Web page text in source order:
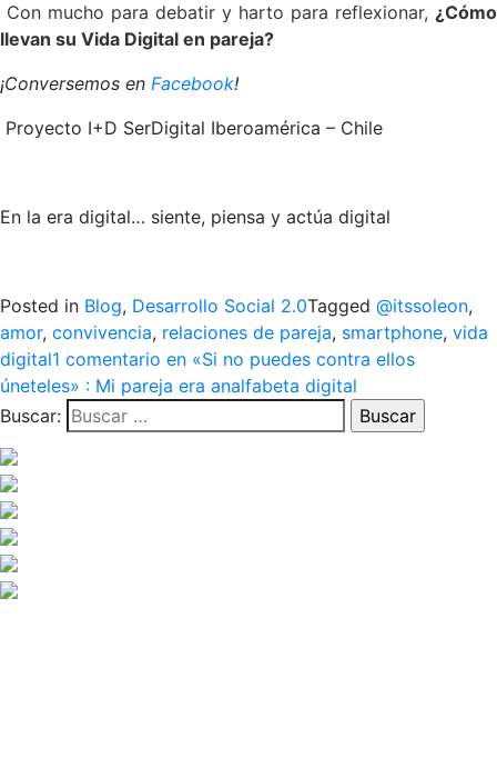
Con mucho para debatir y harto para reflexionar, ¿Cómo
llevan su Vida Digital en pareja?
¡Conversemos en Facebook!
Proyecto I+D SerDigital Iberoamérica – Chile
En la era digital… siente, piensa y actúa digital
Posted in Blog, Desarrollo Social 2.0Tagged @itssoleon,
amor, convivencia, relaciones de pareja, smartphone, vida
digital1 comentario en «Si no puedes contra ellos
úneteles» : Mi pareja era analfabeta digital
Buscar: